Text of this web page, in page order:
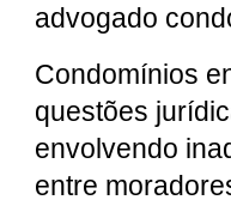
advogado
Condomínios
questões
envolvendo
entre